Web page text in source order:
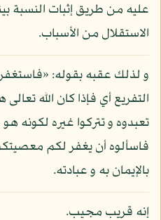
عليه من طريق إثبات النسبة
الاستقلال من الأسباب.
و لذلك عقبه بقوله:
التفريع أي فإذا كان الله
تعبدوه و تتركوا غيره لكونه
فاسألوه أن يغفر لكم معصيتكم
بالإيمان به و عبادته.
إنه قريب مجيب.